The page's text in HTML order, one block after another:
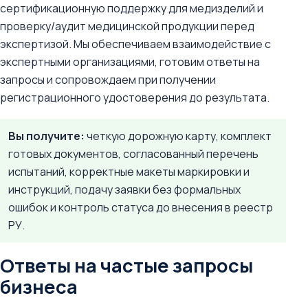
сертификационную поддержку для медизделий и
проверку/аудит медицинской продукции перед
экспертизой. Мы обеспечиваем взаимодействие с
экспертными организациями, готовим ответы на
запросы и сопровождаем при получении
регистрационного удостоверения до результата.
Вы получите: четкую дорожную карту, комплект
готовых документов, согласованный перечень
испытаний, корректные макеты маркировки и
инструкций, подачу заявки без формальных
ошибок и контроль статуса до внесения в реестр
РУ.
Ответы на частые запросы
бизнеса